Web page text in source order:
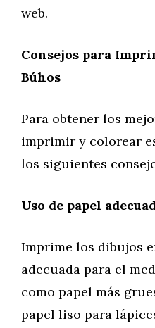
web.
Consejos para
Búhos
Para obtener los
imprimir y colorear
los siguientes
Uso de papel
Imprime los dibujos
adecuada para el
como papel más
papel liso para